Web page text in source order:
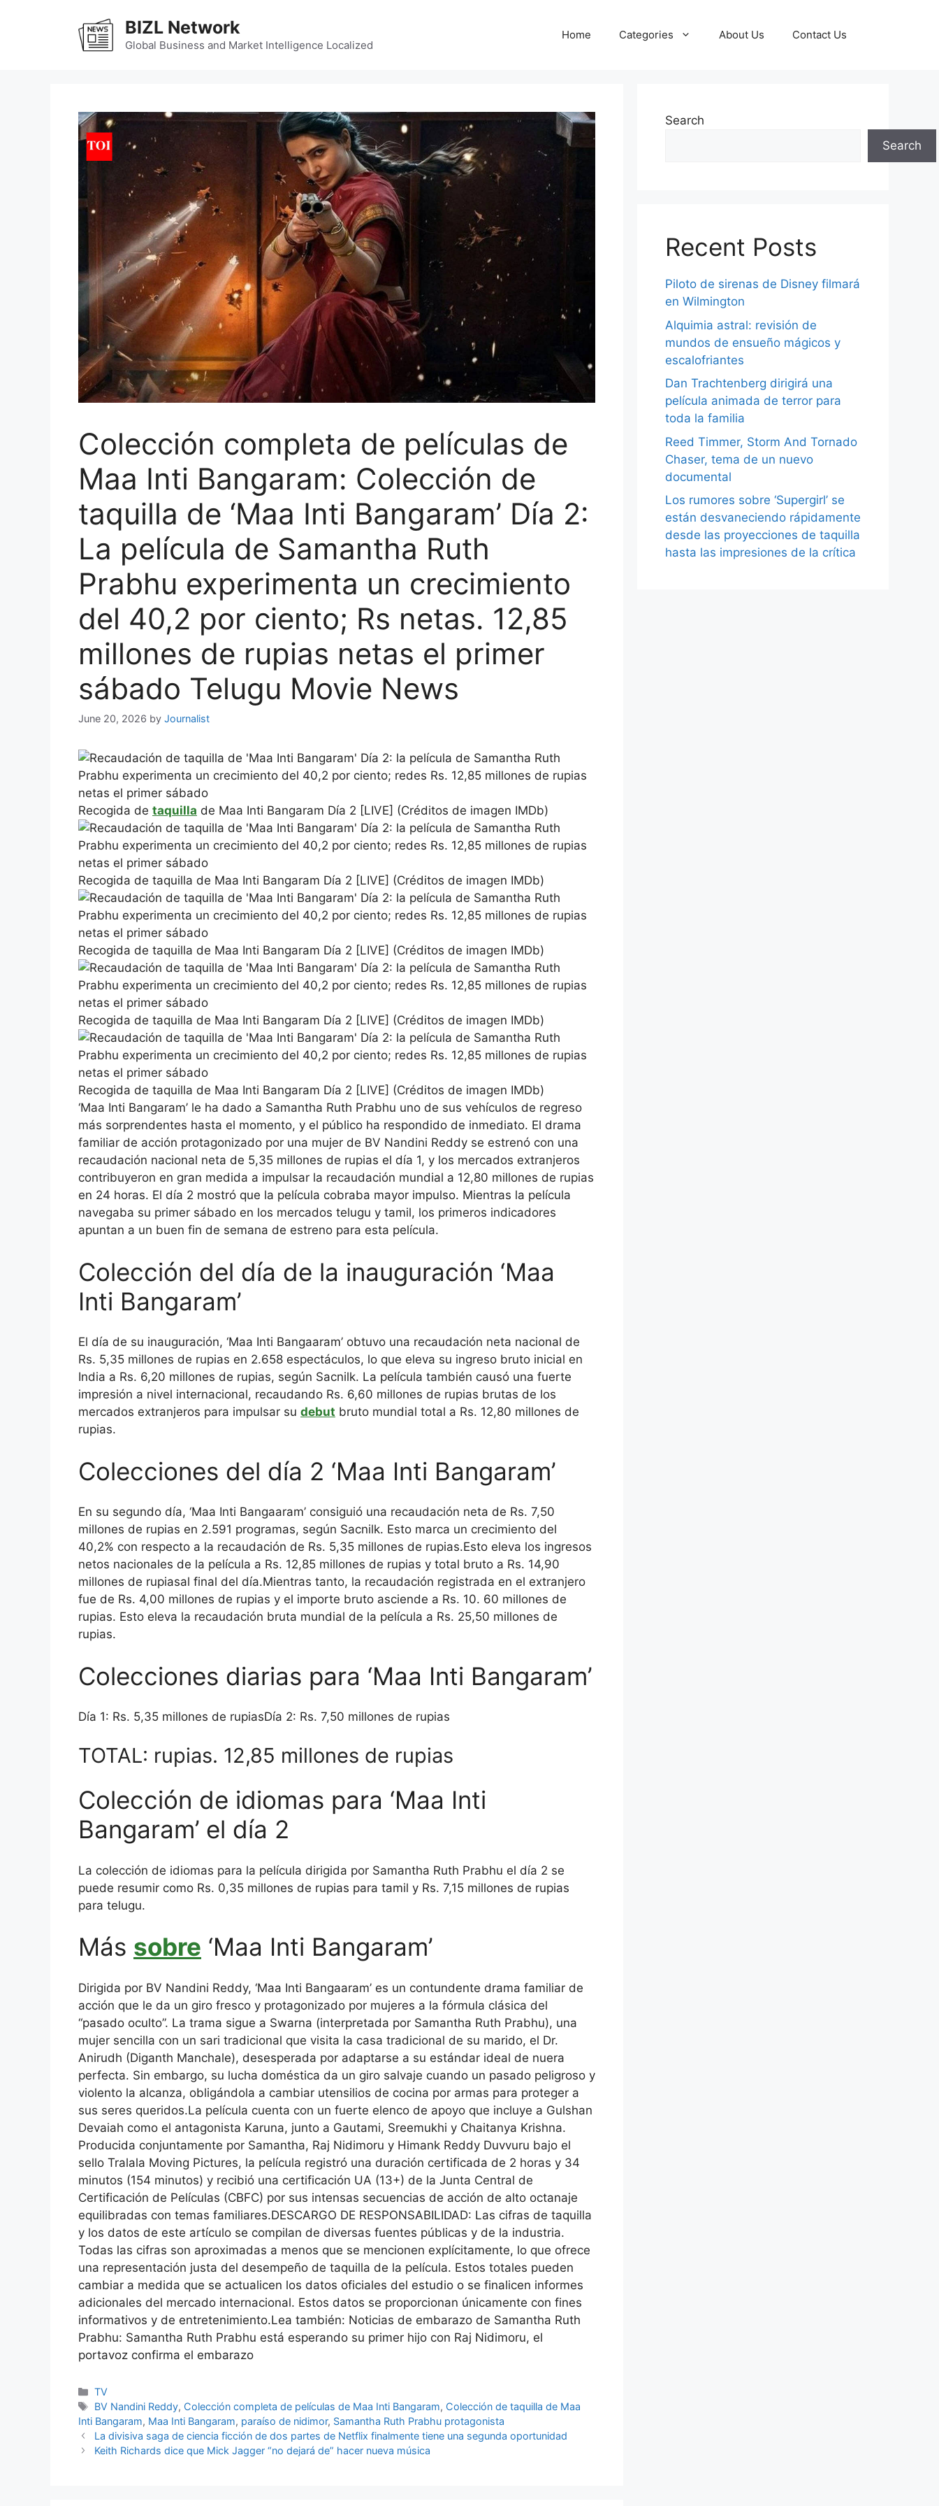
BIZL Network
Global Business and Market Intelligence Localized
Home Categories About Us Contact Us
Colección completa de películas de
Maa Inti Bangaram: Colección de
taquilla de ‘Maa Inti Bangaram’ Día 2:
La película de Samantha Ruth
Prabhu experimenta un crecimiento
del 40,2 por ciento; Rs netas. 12,85
millones de rupias netas el primer
sábado Telugu Movie News
June 20, 2026 by Journalist
Recogida de taquilla de Maa Inti Bangaram Día 2 [LIVE] (Créditos de imagen IMDb)
Recogida de taquilla de Maa Inti Bangaram Día 2 [LIVE] (Créditos de imagen IMDb)
Recogida de taquilla de Maa Inti Bangaram Día 2 [LIVE] (Créditos de imagen IMDb)
Recogida de taquilla de Maa Inti Bangaram Día 2 [LIVE] (Créditos de imagen IMDb)
Recogida de taquilla de Maa Inti Bangaram Día 2 [LIVE] (Créditos de imagen IMDb)
‘Maa Inti Bangaram’ le ha dado a Samantha Ruth Prabhu uno de sus vehículos de regreso
más sorprendentes hasta el momento, y el público ha respondido de inmediato. El drama
familiar de acción protagonizado por una mujer de BV Nandini Reddy se estrenó con una
recaudación nacional neta de 5,35 millones de rupias el día 1, y los mercados extranjeros
contribuyeron en gran medida a impulsar la recaudación mundial a 12,80 millones de rupias
en 24 horas. El día 2 mostró que la película cobraba mayor impulso. Mientras la película
navegaba su primer sábado en los mercados telugu y tamil, los primeros indicadores
apuntan a un buen fin de semana de estreno para esta película.
Colección del día de la inauguración ‘Maa
Inti Bangaram’
El día de su inauguración, ‘Maa Inti Bangaaram’ obtuvo una recaudación neta nacional de
Rs. 5,35 millones de rupias en 2.658 espectáculos, lo que eleva su ingreso bruto inicial en
India a Rs. 6,20 millones de rupias, según Sacnilk. La película también causó una fuerte
impresión a nivel internacional, recaudando Rs. 6,60 millones de rupias brutas de los
mercados extranjeros para impulsar su debut bruto mundial total a Rs. 12,80 millones de
rupias.
Colecciones del día 2 ‘Maa Inti Bangaram’
En su segundo día, ‘Maa Inti Bangaaram’ consiguió una recaudación neta de Rs. 7,50
millones de rupias en 2.591 programas, según Sacnilk. Esto marca un crecimiento del
40,2% con respecto a la recaudación de Rs. 5,35 millones de rupias.Esto eleva los ingresos
netos nacionales de la película a Rs. 12,85 millones de rupias y total bruto a Rs. 14,90
millones de rupiasal final del día.Mientras tanto, la recaudación registrada en el extranjero
fue de Rs. 4,00 millones de rupias y el importe bruto asciende a Rs. 10. 60 millones de
rupias. Esto eleva la recaudación bruta mundial de la película a Rs. 25,50 millones de
rupias.
Colecciones diarias para ‘Maa Inti Bangaram’
Día 1: Rs. 5,35 millones de rupiasDía 2: Rs. 7,50 millones de rupias
TOTAL: rupias. 12,85 millones de rupias
Colección de idiomas para ‘Maa Inti
Bangaram’ el día 2
La colección de idiomas para la película dirigida por Samantha Ruth Prabhu el día 2 se
puede resumir como Rs. 0,35 millones de rupias para tamil y Rs. 7,15 millones de rupias
para telugu.
Más sobre ‘Maa Inti Bangaram’
Dirigida por BV Nandini Reddy, ‘Maa Inti Bangaaram’ es un contundente drama familiar de
acción que le da un giro fresco y protagonizado por mujeres a la fórmula clásica del
“pasado oculto”. La trama sigue a Swarna (interpretada por Samantha Ruth Prabhu), una
mujer sencilla con un sari tradicional que visita la casa tradicional de su marido, el Dr.
Anirudh (Diganth Manchale), desesperada por adaptarse a su estándar ideal de nuera
perfecta. Sin embargo, su lucha doméstica da un giro salvaje cuando un pasado peligroso y
violento la alcanza, obligándola a cambiar utensilios de cocina por armas para proteger a
sus seres queridos.La película cuenta con un fuerte elenco de apoyo que incluye a Gulshan
Devaiah como el antagonista Karuna, junto a Gautami, Sreemukhi y Chaitanya Krishna.
Producida conjuntamente por Samantha, Raj Nidimoru y Himank Reddy Duvvuru bajo el
sello Tralala Moving Pictures, la película registró una duración certificada de 2 horas y 34
minutos (154 minutos) y recibió una certificación UA (13+) de la Junta Central de
Certificación de Películas (CBFC) por sus intensas secuencias de acción de alto octanaje
equilibradas con temas familiares.DESCARGO DE RESPONSABILIDAD: Las cifras de taquilla
y los datos de este artículo se compilan de diversas fuentes públicas y de la industria.
Todas las cifras son aproximadas a menos que se mencionen explícitamente, lo que ofrece
una representación justa del desempeño de taquilla de la película. Estos totales pueden
cambiar a medida que se actualicen los datos oficiales del estudio o se finalicen informes
adicionales del mercado internacional. Estos datos se proporcionan únicamente con fines
informativos y de entretenimiento.Lea también: Noticias de embarazo de Samantha Ruth
Prabhu: Samantha Ruth Prabhu está esperando su primer hijo con Raj Nidimoru, el
portavoz confirma el embarazo
Categories
TV
Tags
BV Nandini Reddy, Colección completa de películas de Maa Inti Bangaram, Colección de taquilla de Maa
Inti Bangaram, Maa Inti Bangaram, paraíso de nidimor, Samantha Ruth Prabhu protagonista
La divisiva saga de ciencia ficción de dos partes de Netflix finalmente tiene una segunda oportunidad
Keith Richards dice que Mick Jagger “no dejará de” hacer nueva música
Search
Search
Recent Posts
Piloto de sirenas de Disney filmará
en Wilmington
Alquimia astral: revisión de
mundos de ensueño mágicos y
escalofriantes
Dan Trachtenberg dirigirá una
película animada de terror para
toda la familia
Reed Timmer, Storm And Tornado
Chaser, tema de un nuevo
documental
Los rumores sobre ‘Supergirl’ se
están desvaneciendo rápidamente
desde las proyecciones de taquilla
hasta las impresiones de la crítica